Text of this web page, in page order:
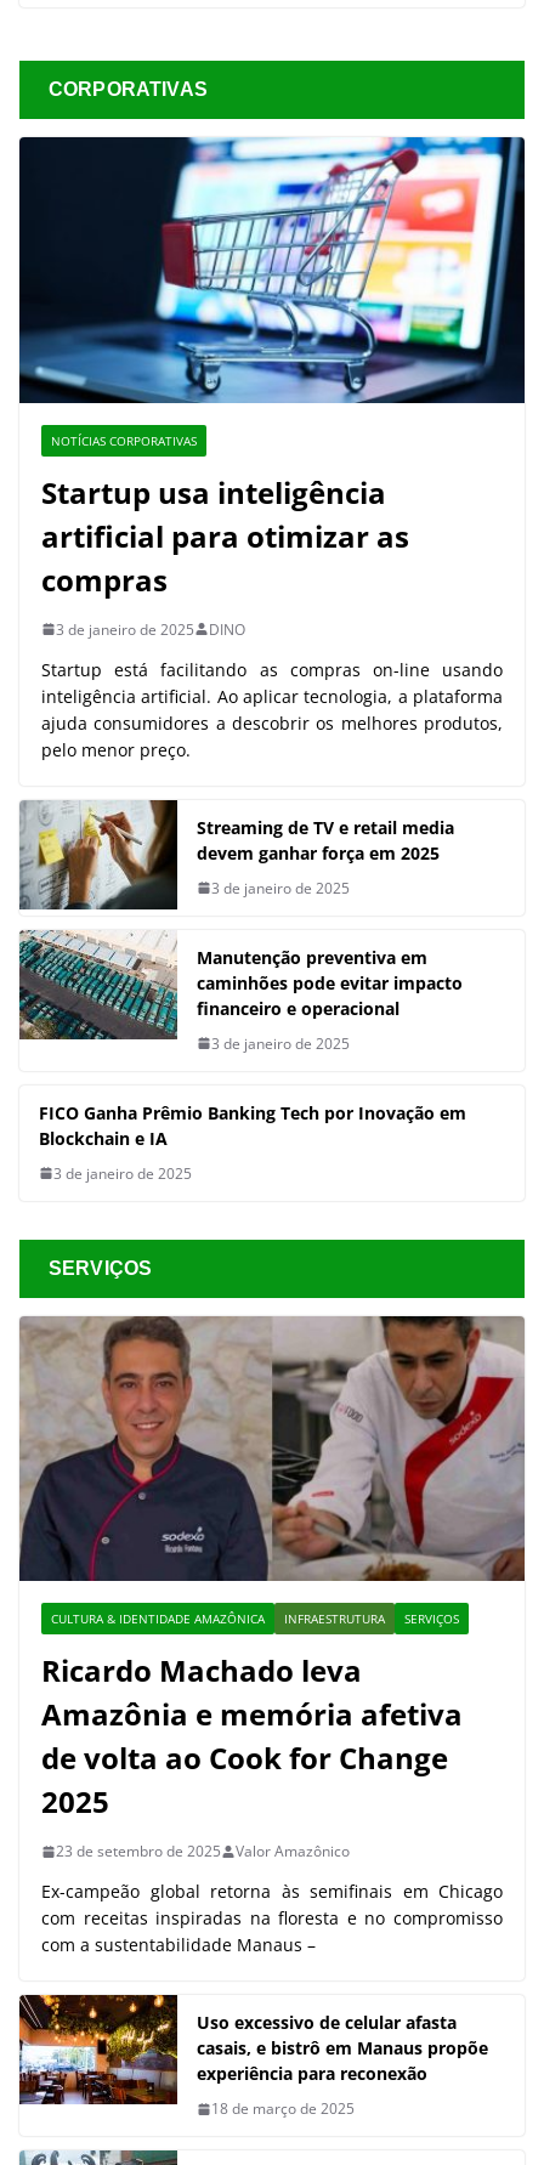
CORPORATIVAS
NOTÍCIAS CORPORATIVAS
Startup usa inteligência
artificial para otimizar as
compras
3 de janeiro de 2025 DINO
Startup está facilitando as compras on-line usando
inteligência artificial. Ao aplicar tecnologia, a plataforma
ajuda consumidores a descobrir os melhores produtos,
pelo menor preço.
Streaming de TV e retail media
devem ganhar força em 2025
3 de janeiro de 2025
Manutenção preventiva em
caminhões pode evitar impacto
financeiro e operacional
3 de janeiro de 2025
FICO Ganha Prêmio Banking Tech por Inovação em
Blockchain e IA
3 de janeiro de 2025
SERVIÇOS
CULTURA & IDENTIDADE AMAZÔNICA INFRAESTRUTURA SERVIÇOS
Ricardo Machado leva
Amazônia e memória afetiva
de volta ao Cook for Change
2025
23 de setembro de 2025 Valor Amazônico
Ex-campeão global retorna às semifinais em Chicago
com receitas inspiradas na floresta e no compromisso
com a sustentabilidade Manaus –
Uso excessivo de celular afasta
casais, e bistrô em Manaus propõe
experiência para reconexão
18 de março de 2025